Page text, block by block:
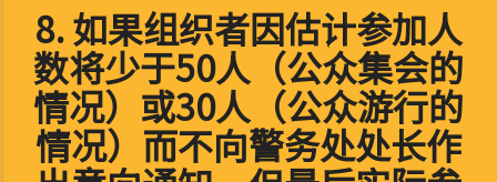
8. 如果组织者因估计参加人
数将少于50人（公众集会的
情况）或30人（公众游行的
情况）而不向警务处处长作